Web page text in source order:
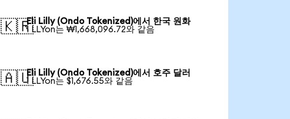
🇰🇷Eli Lilly (Ondo Tokenized)에서 한국 원화
1 LLYon는 ₩1,668,096.72와 같음
🇦🇺Eli Lilly (Ondo Tokenized)에서 호주 달러
1 LLYon는 $1,676.55와 같음